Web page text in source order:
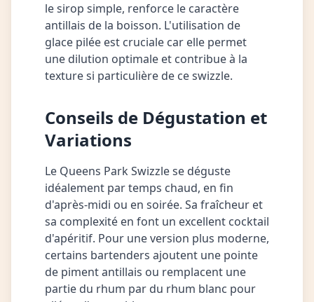
le sirop simple, renforce le caractère
antillais de la boisson. L'utilisation de
glace pilée est cruciale car elle permet
une dilution optimale et contribue à la
texture si particulière de ce swizzle.
Conseils de Dégustation et
Variations
Le Queens Park Swizzle se déguste
idéalement par temps chaud, en fin
d'après-midi ou en soirée. Sa fraîcheur et
sa complexité en font un excellent cocktail
d'apéritif. Pour une version plus moderne,
certains bartenders ajoutent une pointe
de piment antillais ou remplacent une
partie du rhum par du rhum blanc pour